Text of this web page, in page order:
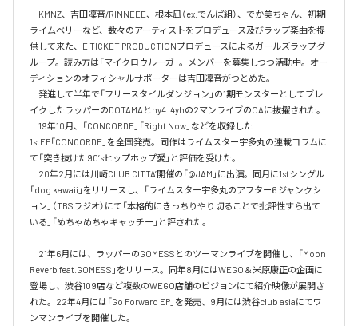
KMNZ、吉田凜音/RINNEEE、根本凪（ex.でんぱ組）、でか美ちゃん、初期
ライムベリーなど、数々のアーティストをプロデュース及びラップ楽曲を提
供して来た、E TICKET PRODUCTIONプロデュースによるガールズラップグ
ループ。読み方は「マイクロウルーガ」。メンバーを募集しつつ活動中。オー
ディションのオフィシャルサポーターは吉田凜音がつとめた。
発進して半年で「フリースタイルダンジョン」の1期モンスターとしてブレ
イクしたラッパーのDOTAMAとhy4_4yhの2マンライブのOAに抜擢された。
19年10月、「CONCORDE」「Right Now」などを収録した
1stEP「CONCORDE」を全国発売。同作はライムスター宇多丸の連載コラムに
て「突き抜けた90’sヒップホップ愛」と評価を受けた。
20年2月には川崎CLUB CITTA’開催の「@JAM」に出演。同月に1stシングル
「dog kawaii」をリリースし、「ライムスター宇多丸のアフター6 ジャンクシ
ョン」（TBSラジオ）にて「本格的にきっちりやり切ることで批評性すら出て
いる」「めちゃめちゃキャッチー」と評された。
21年6月には、ラッパーのGOMESSとのツーマンライブを開催し、「Moon
Reverb feat.GOMESS」をリリース。同年8月にはWEGO＆米原康正の企画に
登場し、渋谷109店など複数のWEGO店舗のビジョンにて紹介映像が展開さ
れた。22年4月には「Go Forward EP」を発売、9月には渋谷club asiaにてワ
ンマンライブを開催した。